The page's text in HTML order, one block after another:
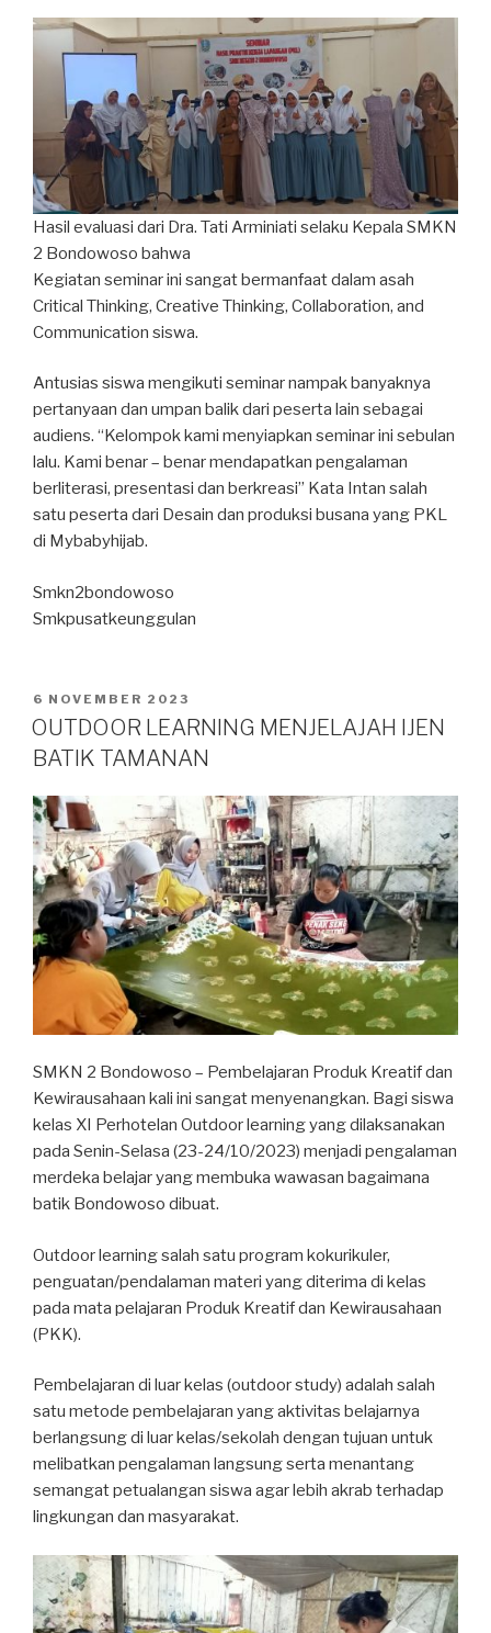
Hasil evaluasi dari Dra. Tati Arminiati selaku Kepala SMKN
2 Bondowoso bahwa
Kegiatan seminar ini sangat bermanfaat dalam asah
Critical Thinking, Creative Thinking, Collaboration, and
Communication siswa.
Antusias siswa mengikuti seminar nampak banyaknya
pertanyaan dan umpan balik dari peserta lain sebagai
audiens. “Kelompok kami menyiapkan seminar ini sebulan
lalu. Kami benar – benar mendapatkan pengalaman
berliterasi, presentasi dan berkreasi” Kata Intan salah
satu peserta dari Desain dan produksi busana yang PKL
di Mybabyhijab.
Smkn2bondowoso
Smkpusatkeunggulan
6 NOVEMBER 2023
OUTDOOR LEARNING MENJELAJAH IJEN
BATIK TAMANAN
SMKN 2 Bondowoso – Pembelajaran Produk Kreatif dan
Kewirausahaan kali ini sangat menyenangkan. Bagi siswa
kelas XI Perhotelan Outdoor learning yang dilaksanakan
pada Senin-Selasa (23-24/10/2023) menjadi pengalaman
merdeka belajar yang membuka wawasan bagaimana
batik Bondowoso dibuat.
Outdoor learning salah satu program kokurikuler,
penguatan/pendalaman materi yang diterima di kelas
pada mata pelajaran Produk Kreatif dan Kewirausahaan
(PKK).
Pembelajaran di luar kelas (outdoor study) adalah salah
satu metode pembelajaran yang aktivitas belajarnya
berlangsung di luar kelas/sekolah dengan tujuan untuk
melibatkan pengalaman langsung serta menantang
semangat petualangan siswa agar lebih akrab terhadap
lingkungan dan masyarakat.